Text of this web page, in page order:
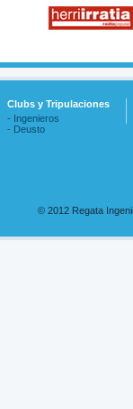
Clubs y Tripulaciones
- Ingenieros
- Deusto
© 2012 Regata